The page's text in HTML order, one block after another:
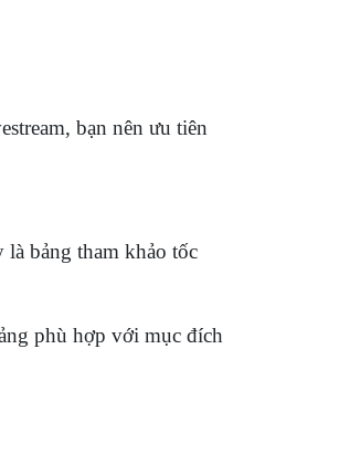
bạn nên ưu tiên
bảng tham khảo tốc
phù hợp với mục đích